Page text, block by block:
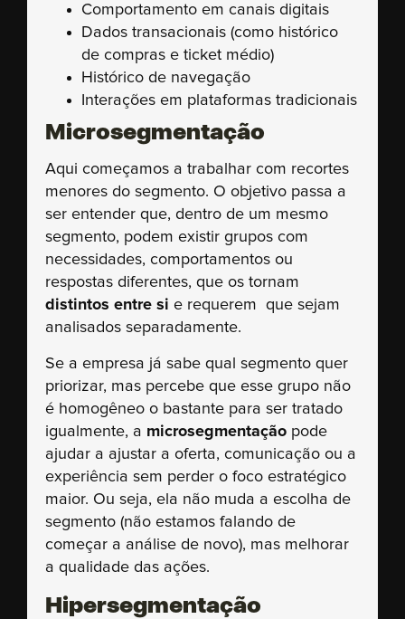
Comportamento em canais digitais
Dados transacionais (como histórico
de compras e ticket médio)
Histórico de navegação
Interações em plataformas tradicionais
Microsegmentação
Aqui começamos a trabalhar com recortes
menores do segmento. O objetivo passa a
ser entender que, dentro de um mesmo
segmento, podem existir grupos com
necessidades, comportamentos ou
respostas diferentes, que os tornam
distintos entre si e requerem que sejam
analisados separadamente.
Se a empresa já sabe qual segmento quer
priorizar, mas percebe que esse grupo não
é homogêneo o bastante para ser tratado
igualmente, a microsegmentação pode
ajudar a ajustar a oferta, comunicação ou a
experiência sem perder o foco estratégico
maior. Ou seja, ela não muda a escolha de
segmento (não estamos falando de
começar a análise de novo), mas melhorar
a qualidade das ações.
Hipersegmentação